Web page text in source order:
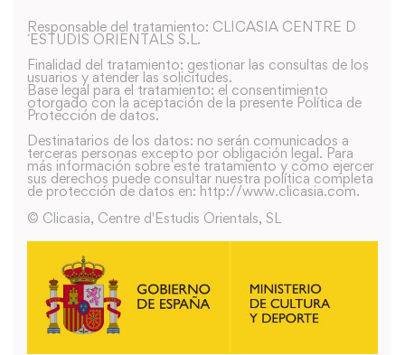
Responsable del tratamiento: CLICASIA CENTRE D
´ESTUDIS ORIENTALS S.L.
Finalidad del tratamiento: gestionar las consultas de los
usuarios y atender las solicitudes.
Base legal para el tratamiento: el consentimiento
otorgado con la aceptación de la presente Política de
Protección de datos.
Destinatarios de los datos: no serán comunicados a
terceras personas excepto por obligación legal. Para
más información sobre este tratamiento y como ejercer
sus derechos puede consultar nuestra política completa
de protección de datos en: http://www.clicasia.com.
© Clicasia, Centre d'Estudis Orientals, SL